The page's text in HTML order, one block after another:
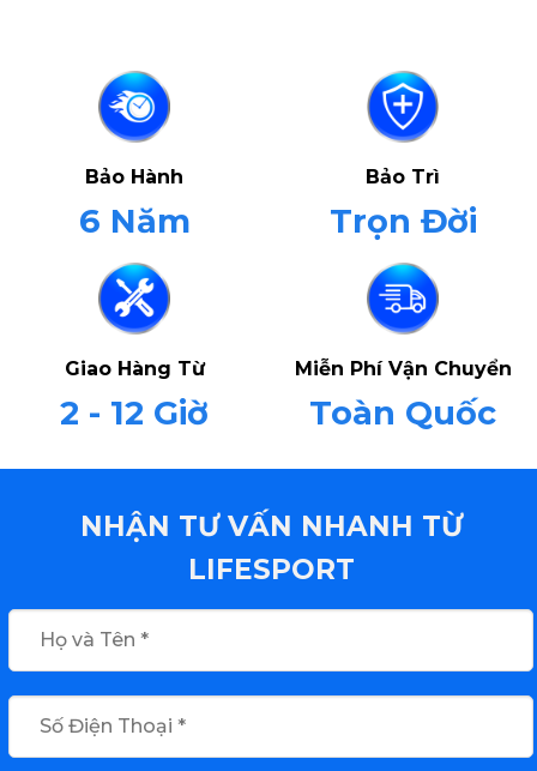
Bảo Hành
6 Năm
Bảo Trì
Trọn Đời
Giao Hàng Từ
2 - 12 Giờ
Miễn Phí Vận Chuyển
Toàn Quốc
NHẬN TƯ VẤN NHANH TỪ
LIFESPORT